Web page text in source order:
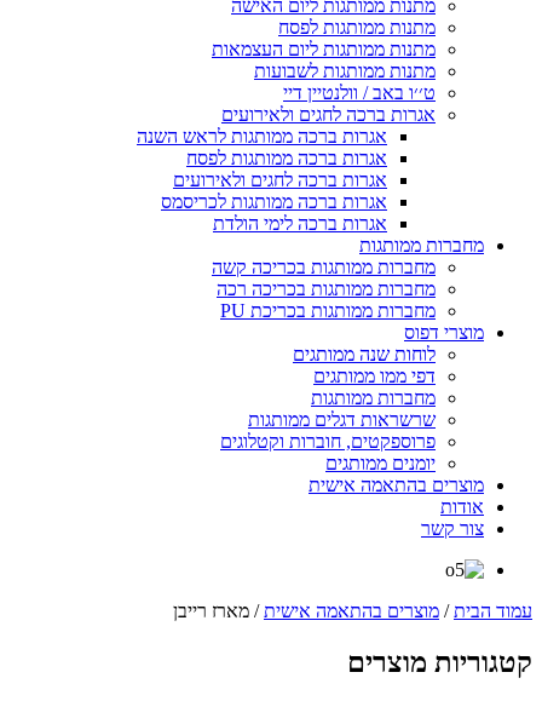
מתנות ממותגות ליום האישה
מתנות ממותגות לפסח
מתנות ממותגות ליום העצמאות
מתנות ממותגות לשבועות
ט׳׳ו באב / וולנטיין דיי
אגרות ברכה לחגים ולאירועים
אגרות ברכה ממותגות לראש השנה
אגרות ברכה ממותגות לפסח
אגרות ברכה לחגים ולאירועים
אגרות ברכה ממותגות לכריסמס
אגרות ברכה לימי הולדת
מחברות ממותגות
מחברות ממותגות בכריכה קשה
מחברות ממותגות בכריכה רכה
מחברות ממותגות בכריכת PU
מוצרי דפוס
לוחות שנה ממותגים
דפי ממו ממותגים
מחברות ממותגות
שרשראות דגלים ממותגות
פרוספקטים, חוברות וקטלוגים
יומנים ממותגים
מוצרים בהתאמה אישית
אודות
צור קשר
עמוד הבית/ מוצרים בהתאמה אישית/ מארז רייבן
קטגוריות מוצרים